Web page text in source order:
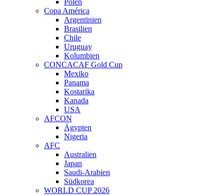
Polen
Copa América
Argentinien
Brasilien
Chile
Uruguay
Kolumbien
CONCACAF Gold Cup
Mexiko
Panama
Kostarika
Kanada
USA
AFCON
Ägypten
Nigeria
AFC
Australien
Japan
Saudi-Arabien
Südkorea
WORLD CUP 2026